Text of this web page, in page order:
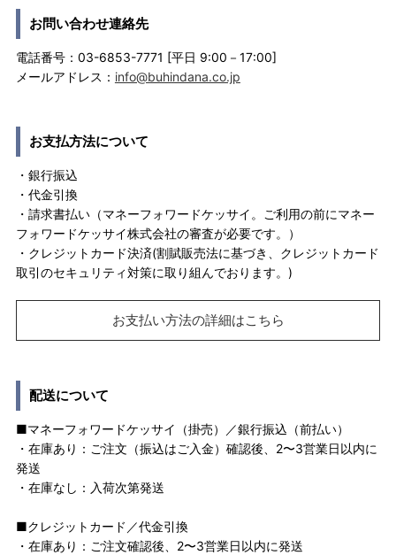
お問い合わせ連絡先
電話番号：03-6853-7771 [平日 9:00－17:00]
メールアドレス： info@buhindana.co.jp
お支払方法について
・銀行振込
・代金引換
・請求書払い（マネーフォワードケッサイ。ご利用の前にマネー
フォワードケッサイ株式会社の審査が必要です。）
・クレジットカード決済(割賦販売法に基づき、クレジットカード
取引のセキュリティ対策に取り組んでおります。)
お支払い方法の詳細はこちら
配送について
■マネーフォワードケッサイ（掛売）／銀行振込（前払い）
・在庫あり：ご注文（振込はご入金）確認後、2〜3営業日以内に
発送
・在庫なし：入荷次第発送
■クレジットカード／代金引換
・在庫あり：ご注文確認後、2〜3営業日以内に発送